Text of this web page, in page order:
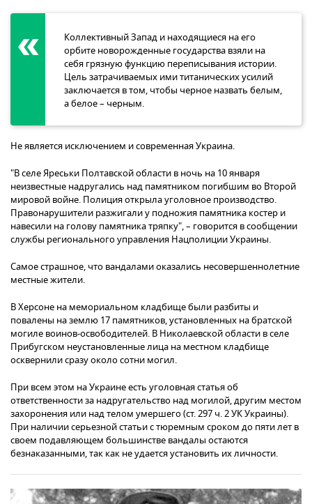
Коллективный Запад и находящиеся на его
орбите новорожденные государства взяли на
себя грязную функцию переписывания истории.
Цель затрачиваемых ими титанических усилий
заключается в том, чтобы черное назвать белым,
а белое – черным.
Не является исключением и современная Украина.
"В селе Яреськи Полтавской области в ночь на 10 января
неизвестные надругались над памятником погибшим во Второй
мировой войне. Полиция открыла уголовное производство.
Правонарушители разжигали у подножия памятника костер и
навесили на голову памятника тряпку", – говорится в сообщении
службы регионального управления Нацполиции Украины.
Самое страшное, что вандалами оказались несовершеннолетние
местные жители.
В Херсоне на мемориальном кладбище были разбиты и
повалены на землю 17 памятников, установленных на братской
могиле воинов-освободителей. В Николаевской области в селе
Прибугском неустановленные лица на местном кладбище
осквернили сразу около сотни могил.
При всем этом на Украине есть уголовная статья об
ответственности за надругательство над могилой, другим местом
захоронения или над телом умершего (ст. 297 ч. 2 УК Украины).
При наличии серьезной статьи с тюремным сроком до пяти лет в
своем подавляющем большинстве вандалы остаются
безнаказанными, так как не удается установить их личности.